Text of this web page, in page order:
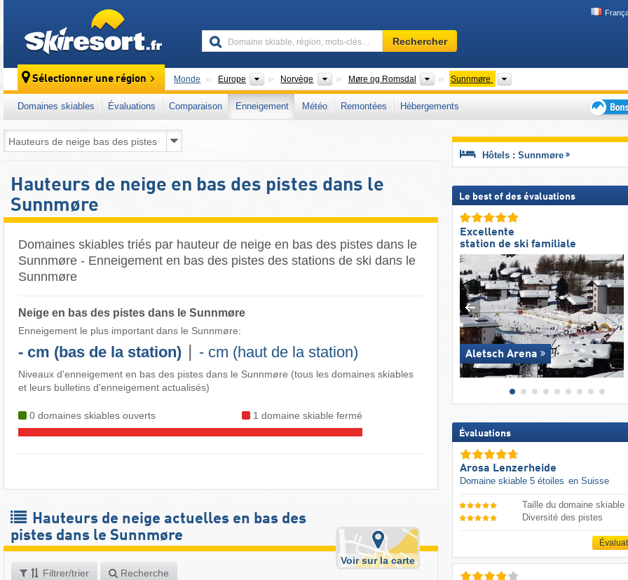
Domaine
skiable,
mots-
clés…
Rechercher
Sélectionner une région Monde Europe Continents
Norvège PaysMøre og Romsdal Comtés
Sunnmøre
Domaines skiables Évaluations Comparaison Enneigement Météo Remontées
Hébergements
plans
Hauteurs de neige en bas des pistes dans le
Sunnmøre
Domaines skiables triés par hauteur de neige en bas des pistes dans le
Sunnmøre - Enneigement en bas des pistes des stations de ski dans le
Sunnmøre ​
Neige en bas des pistes dans le Sunnmøre
Enneigement le plus important dans le Sunnmøre:
- cm (bas de la station) | - cm (haut de la station)
Niveaux d'enneigement en bas des pistes dans le Sunnmøre (tous les domaines skiables
et leurs bulletins d'enneigement actualisés)
0 domaines skiables ouverts 1 domaine skiable fermé
Hauteurs de neige actuelles en bas des
pistes dans le Sunnmøre
Filtrer/trier Recherche
Voir sur la carte
Hôtels : Sunnmøre
Le best of des évaluations
Excellente
station de ski familiale
Aletsch Arena
Évaluations
Arosa Lenzerheide
Domaine skiable 5 étoiles en Suisse
Taille du domaine skiable
Diversité des pistes